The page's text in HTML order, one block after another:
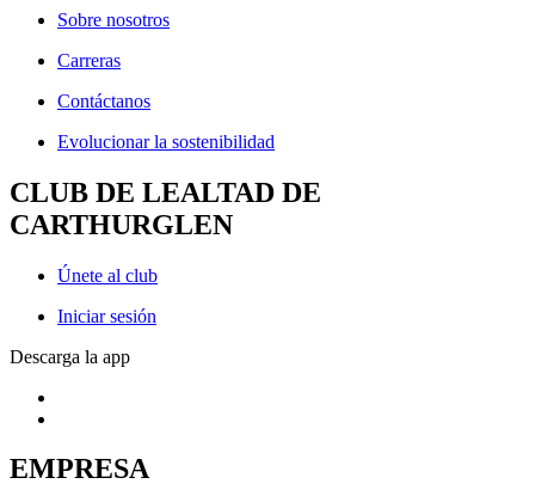
Sobre nosotros
Carreras
Contáctanos
Evolucionar la sostenibilidad
CLUB DE LEALTAD DE
CARTHURGLEN
Únete al club
Iniciar sesión
Descarga la app
EMPRESA